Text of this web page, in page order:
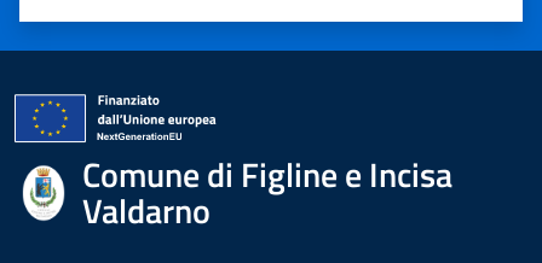
Valuta 5 stelle su 5
Valuta 4 stelle su 5
Valuta 3 stelle su 5
Valuta 2 stelle su 5
Valuta 1 stelle su 5
Comune di Figline e Incisa
Valdarno